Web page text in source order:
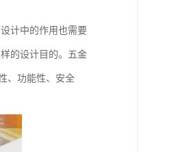
计中的作用也需要
的设计目的。五金
、功能性、安全